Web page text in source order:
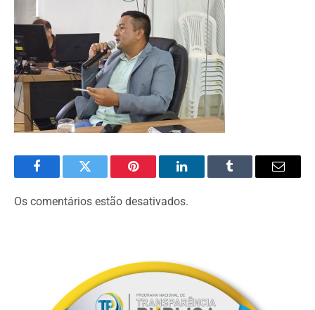
FacebookTwitter Pinterest O
LinkedIn
Tumblr
E-
Os comentários estão desativados.